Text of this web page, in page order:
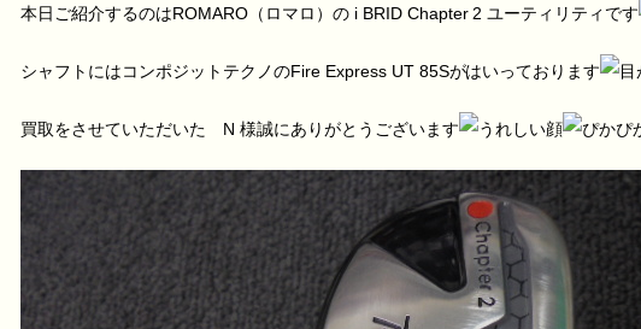
本日ご紹介するのはROMARO（ロマロ）の i BRID Chapter 2 ユーティリティです
シャフトにはコンポジットテクノのFire Express UT 85Sがはいっております
買取をさせていただいた N 様誠にありがとうございます